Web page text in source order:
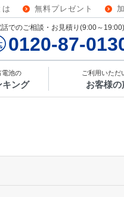
無料プレゼント
話でのご相談・お見積り(9:00～19:00)
0120-87-
電池の
キング
ご利用いただ
お客様の